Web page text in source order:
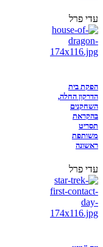
עדי פרל
הפקת בית
הדרקון החלה,
השחקנים
בהקראת
תסריט
משותפת
ראשונה
עדי פרל